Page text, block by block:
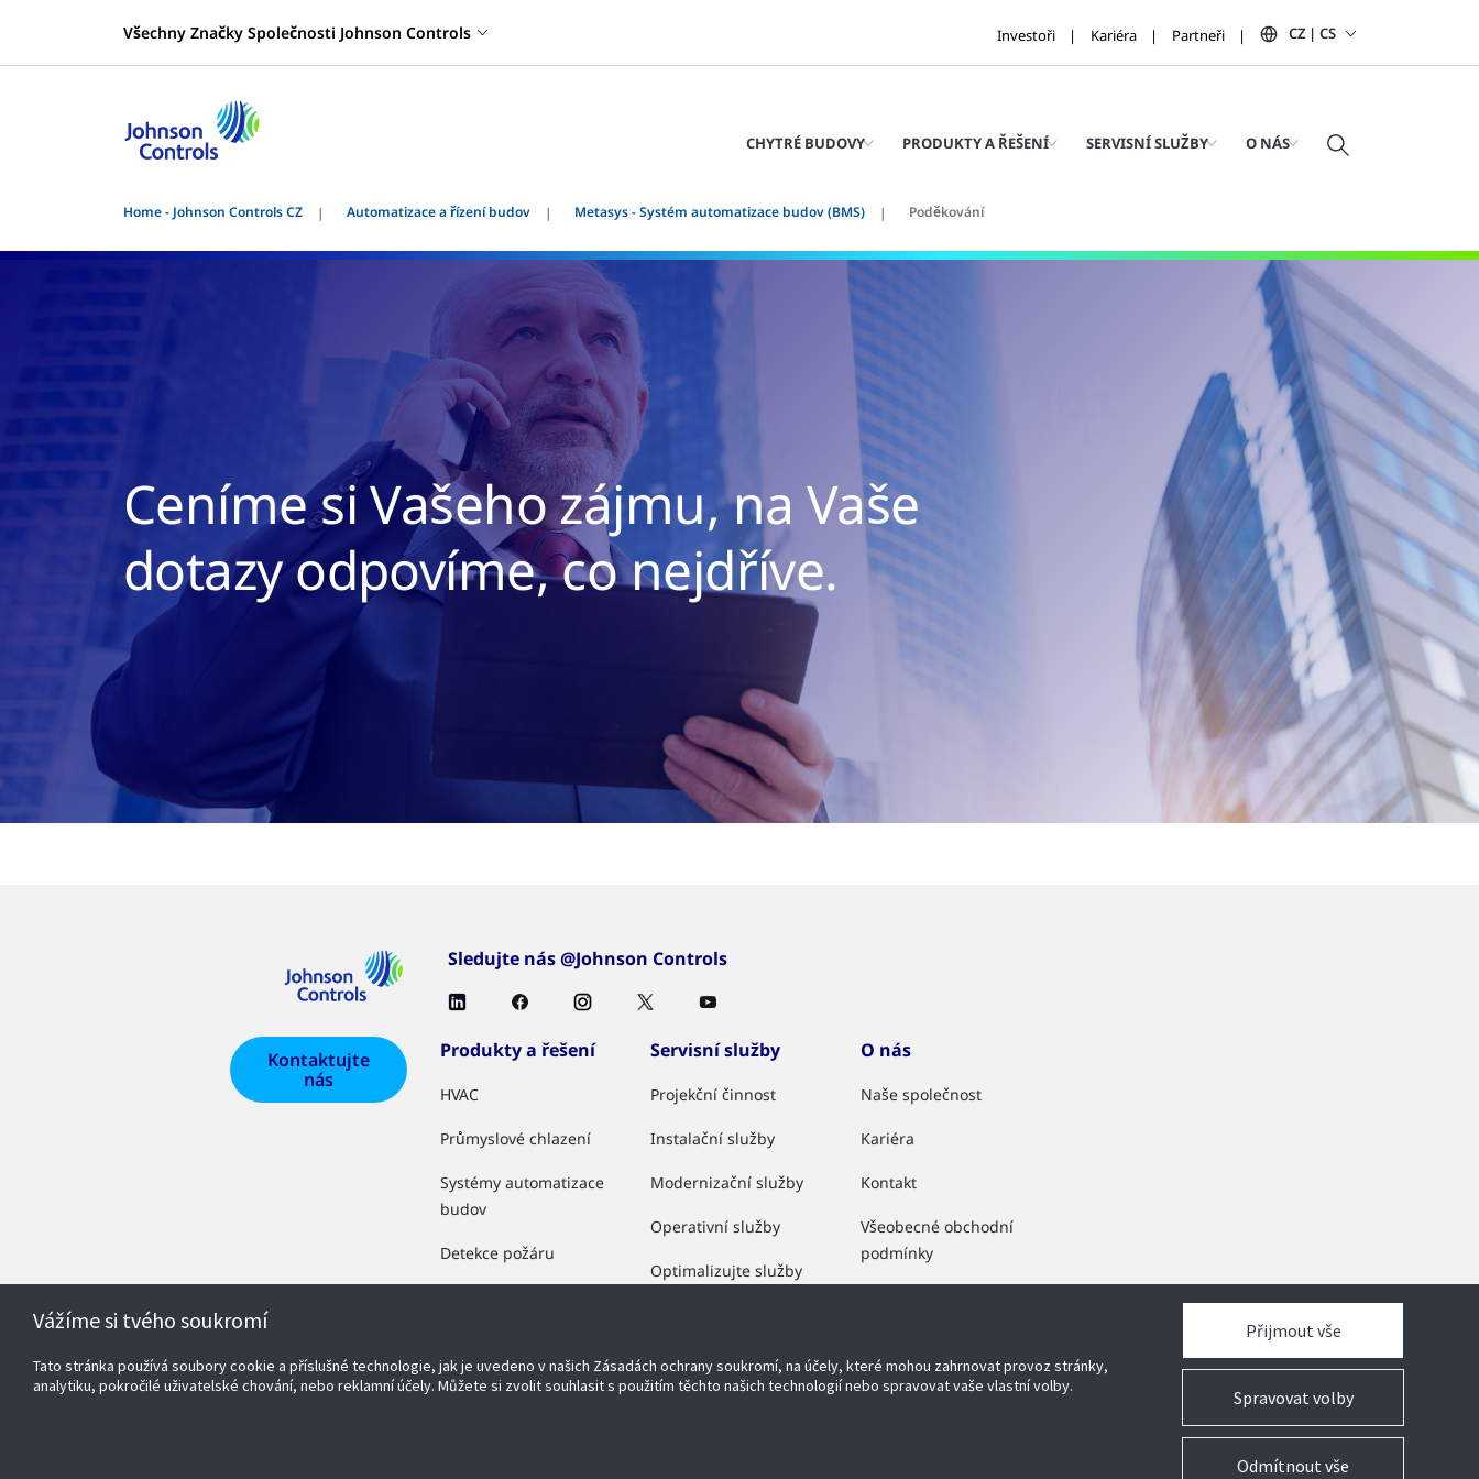
Všechny Značky Společnosti Johnson Controls Investoři Kariéra Partneři CZ | CS
CHYTRÉ BUDOVY PRODUKTY A ŘEŠENÍ SERVISNÍ SLUŽBY O NÁS
Home - Johnson Controls CZ Automatizace a řízení budov Metasys - Systém automatizace budov (BMS) Poděkování
Ceníme si Vašeho zájmu, na Vaše
dotazy odpovíme, co nejdříve.
Sledujte nás @Johnson Controls
Kontaktujte
nás
Produkty a řešení
HVAC
Průmyslové chlazení
Systémy automatizace
budov
Detekce požáru
OpenBlue
Servisní služby
Projekční činnost
Instalační služby
Modernizační služby
Operativní služby
Optimalizujte služby
O nás
Naše společnost
Kariéra
Kontakt
Všeobecné obchodní
podmínky
Vážíme si tvého soukromí
Tato stránka používá soubory cookie a příslušné technologie, jak je uvedeno v našich Zásadách ochrany soukromí, na účely, které mohou zahrnovat provoz stránky,
analytiku, pokročilé uživatelské chování, nebo reklamní účely. Můžete si zvolit souhlasit s použitím těchto našich technologií nebo spravovat vaše vlastní volby.
Spravovat volby
Přijmout vše
Odmítnout vše